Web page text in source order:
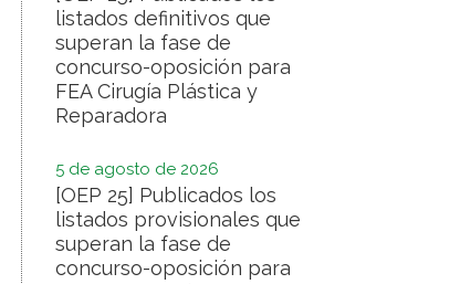
listados definitivos que
superan la fase de
concurso-oposición para
FEA Cirugía Plástica y
Reparadora
5 de agosto de 2026
[OEP 25] Publicados los
listados provisionales que
superan la fase de
concurso-oposición para